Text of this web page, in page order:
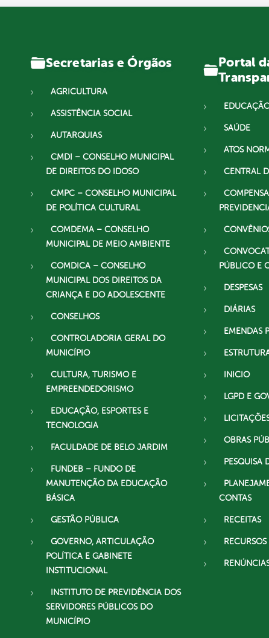
Secretarias e Órgãos
AGRICULTURA
ASSISTÊNCIA SOCIAL
AUTARQUIAS
CMDI – CONSELHO MUNICIPAL
DE DIREITOS DO IDOSO
CMPC – CONSELHO MUNICIPAL
DE POLÍTICA CULTURAL
COMDEMA – CONSELHO
MUNICIPAL DE MEIO AMBIENTE
COMDICA – CONSELHO
MUNICIPAL DOS DIREITOS DA
CRIANÇA E DO ADOLESCENTE
CONSELHOS
CONTROLADORIA GERAL DO
MUNICÍPIO
CULTURA, TURISMO E
EMPREENDEDORISMO
EDUCAÇÃO, ESPORTES E
TECNOLOGIA
FACULDADE DE BELO JARDIM
FUNDEB – FUNDO DE
MANUTENÇÃO DA EDUCAÇÃO
BÁSICA
GESTÃO PÚBLICA
GOVERNO, ARTICULAÇÃO
POLÍTICA E GABINETE
INSTITUCIONAL
INSTITUTO DE PREVIDÊNCIA DOS
SERVIDORES PÚBLICOS DO
MUNICÍPIO
Portal
SAÚDE
ATOS
CENTRAL
PÚBLICO E
DESPESAS
DIÁRIAS
EMENDAS
INICIO
LGPD E
OBRAS
PESQUISA
CONTAS
RECEITAS